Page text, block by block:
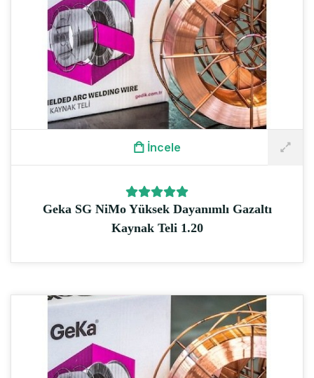
İncele
Geka SG NiMo Yüksek Dayanımlı Gazaltı
Kaynak Teli 1.20